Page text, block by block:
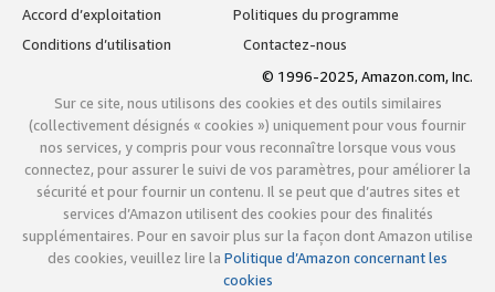
Accord d’exploitation
Politiques du programme
Conditions d’utilisation
Contactez-nous
© 1996-2025, Amazon.com, Inc.
Sur ce site, nous utilisons des cookies et des outils similaires
(collectivement désignés « cookies ») uniquement pour vous fournir
nos services, y compris pour vous reconnaître lorsque vous vous
connectez, pour assurer le suivi de vos paramètres, pour améliorer la
sécurité et pour fournir un contenu. Il se peut que d’autres sites et
services d’Amazon utilisent des cookies pour des finalités
supplémentaires. Pour en savoir plus sur la façon dont Amazon utilise
des cookies, veuillez lire la Politique d’Amazon concernant les
cookies